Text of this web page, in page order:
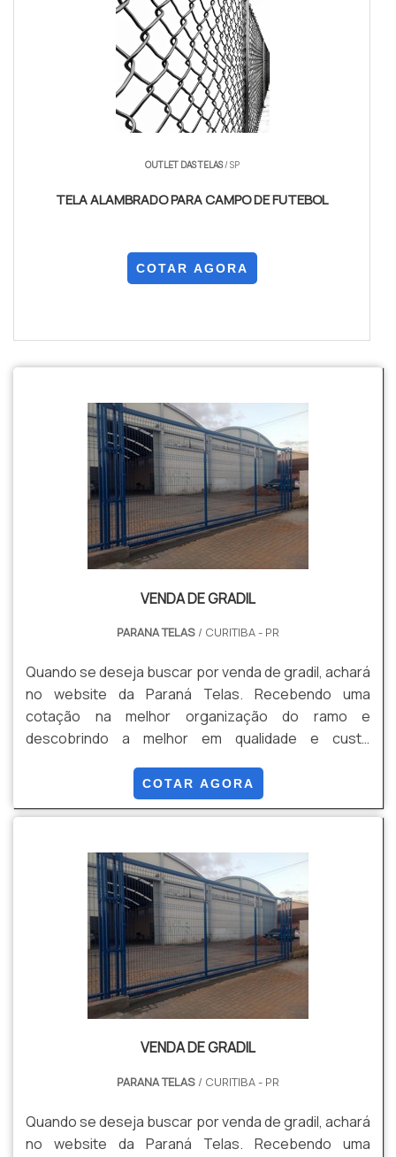
OUTLET DAS TELAS/ SP
TELA ALAMBRADO PARA CAMPO DE FUTEBOL
COTAR AGORA
VENDA DE GRADIL
PARANA TELAS / CURITIBA - PR
Quando se deseja buscar por venda de gradil, achará
no website da Paraná Telas. Recebendo uma
cotação na melhor organização do ramo e
descobrindo a melhor em qualidade e custo
os profissionais especializados da Paraná Telas o
cliente conseguirá proteção com soluções para
necessário para a fixação deste tipo de cercamento.
MAIS INFORM...
COTAR AGORA
VENDA DE GRADIL
PARANA TELAS / CURITIBA - PR
Quando se deseja buscar por venda de gradil, achará
no website da Paraná Telas. Recebendo uma